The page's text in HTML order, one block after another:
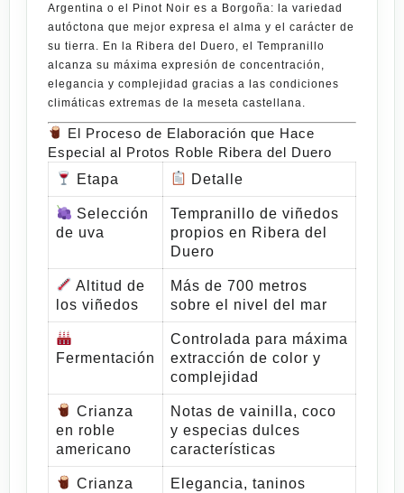
Argentina o el Pinot Noir es a Borgoña: la variedad
autóctona que mejor expresa el alma y el carácter de
su tierra. En la Ribera del Duero , el Tempranillo
alcanza su máxima expresión de concentración,
elegancia y complejidad gracias a las condiciones
climáticas extremas de la meseta castellana.
El Proceso de Elaboración que Hace
Especial al Protos Roble Ribera del Duero
Etapa
Detalle
Selección
de uva
Tempranillo de viñedos
propios en Ribera del
Duero
Altitud de
los viñedos
Más de 700 metros
sobre el nivel del mar
Fermentación
Controlada para máxima
extracción de color y
complejidad
Crianza
en roble
americano
Notas de vainilla, coco
y especias dulces
características
Crianza
Elegancia, taninos